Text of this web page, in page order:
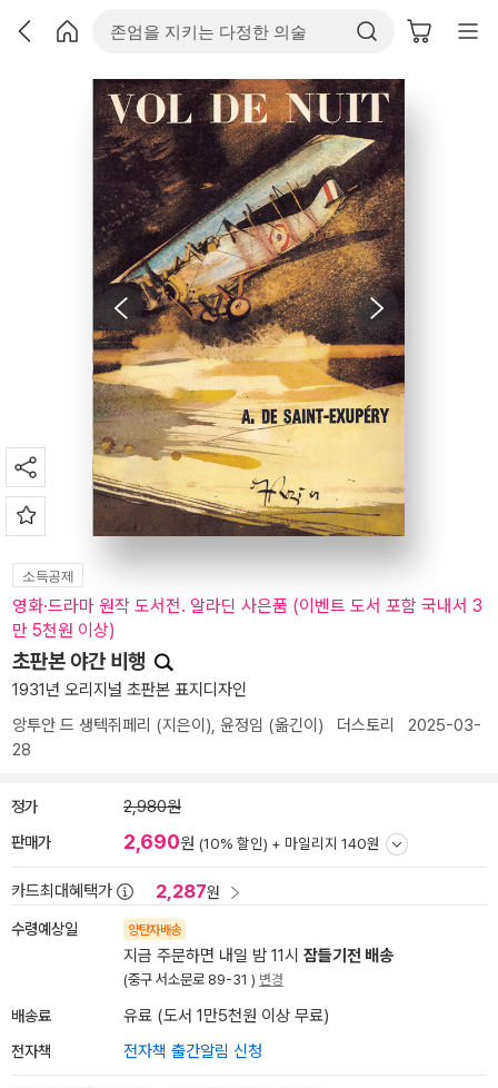
소득공제
영화·드라마 원작 도서전. 알라딘 사은품 (이벤트 도서 포함 국내서 3
만 5천원 이상)
초판본 야간 비행
1931년 오리지널 초판본 표지디자인
앙투안 드 생텍쥐페리 (지은이), 윤정임 (옮긴이) 더스토리
2025-03-
28
정가 2,980원
판매가 2,690원 (10% 할인) + 마일리지 140원
카드최대혜택가 2,287원
수령예상일 양탄자배송
지금 주문하면 내일 밤 11시 잠들기전 배송
(중구 서소문로 89-31 ) 변경
배송료 유료 (도서 1만5천원 이상 무료)
전자책 전자책 출간알림 신청